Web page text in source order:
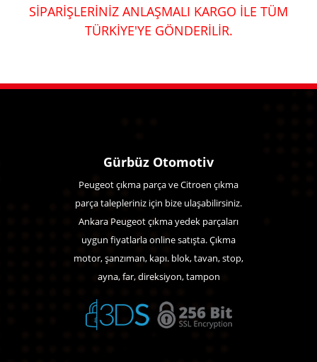
SİPARİŞLERİNİZ ANLAŞMALI KARGO İLE TÜM
TÜRKİYE'YE GÖNDERİLİR.
Gürbüz Otomotiv
Peugeot çıkma parça ve Citroen çıkma
parça talepleriniz için bize ulaşabilirsiniz.
Ankara Peugeot çıkma yedek parçaları
uygun fiyatlarla online satışta. Çıkma
motor, şanzıman, kapı. blok, tavan, stop,
ayna, far, direksiyon, tampon